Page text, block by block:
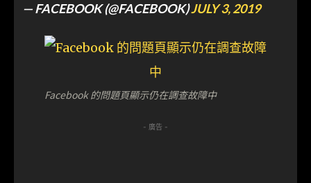
— FACEBOOK (@FACEBOOK)JULY 3, 2019
Facebook 的問題頁顯示仍在調查故障中
- 廣告 -